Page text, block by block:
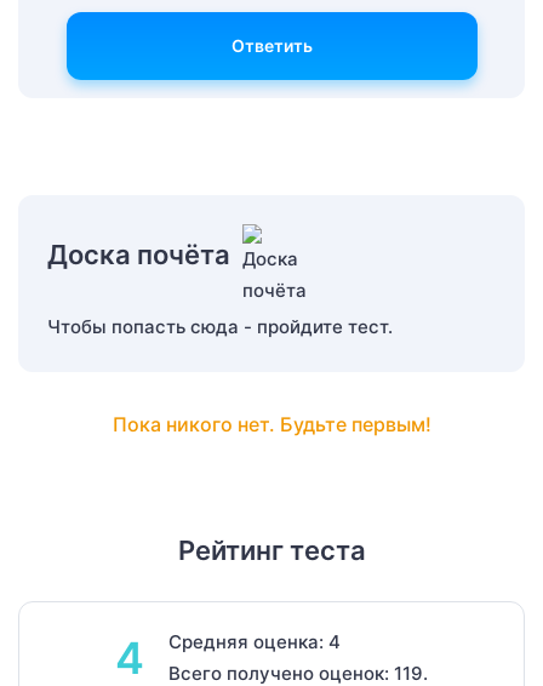
Ответить
Доска почёта
Чтобы попасть сюда - пройдите тест.
Пока никого нет. Будьте первым!
Рейтинг теста
4
Средняя оценка: 4
Всего получено оценок: 119.